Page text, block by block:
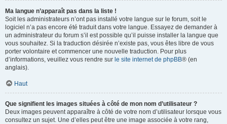
Ma langue n’apparaît pas dans la liste !
Soit les administrateurs n’ont pas installé votre langue sur le forum, soit le
logiciel n’a pas encore été traduit dans votre langue. Essayez de demander à
un administrateur du forum s’il est possible qu’il puisse installer la langue que
vous souhaitez. Si la traduction désirée n’existe pas, vous êtes libre de vous
porter volontaire et commencer une nouvelle traduction. Pour plus
d’informations, veuillez vous rendre sur le site internet de phpBB® (en
anglais).
Haut
Que signifient les images situées à côté de mon nom d’utilisateur ?
Deux images peuvent apparaître à côté de votre nom d’utilisateur lorsque vous
consultez un sujet. Une d’elles peut être une image associée à votre rang,